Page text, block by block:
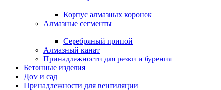
Корпус алмазных коронок
Алмазные сегменты
Серебряный припой
Алмазный канат
Принадлежности для резки и бурения
Бетонные изделия
Дом и сад
Принадлежности для вентиляции